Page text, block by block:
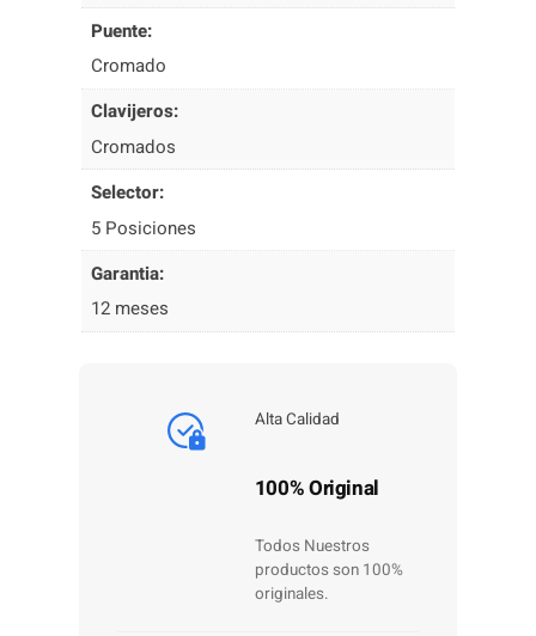
Puente:
Cromado
Clavijeros:
Cromados
Selector:
5 Posiciones
Garantia:
12 meses
Alta Calidad
100% Original
Todos Nuestros
productos son 100%
originales.